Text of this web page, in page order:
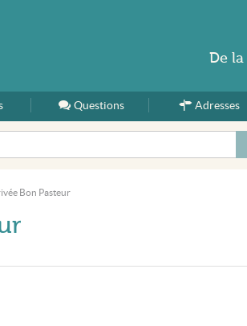
AccueilQuestions Adresses
Bon Pasteur
De la